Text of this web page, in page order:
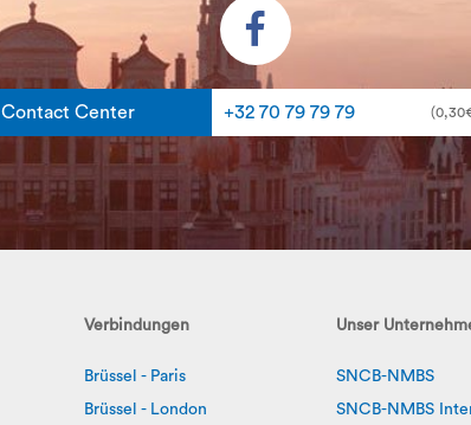
Contact Center +32 70 79 79 79
Verbindungen
Brüssel - Paris
Brüssel - London
Unser
SNCB-NMBS
SNCB-NMBS